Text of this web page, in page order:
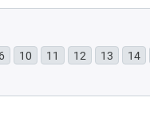
10 11 12 13 14